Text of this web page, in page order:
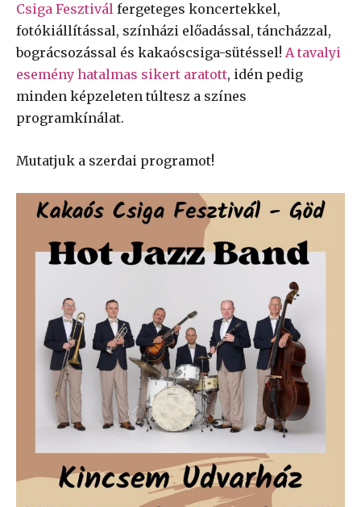
Csiga Fesztivál fergeteges koncertekkel,
fotókiállítással, színházi előadással, táncházzal,
bográcsozással és kakaóscsiga-sütéssel! A tavalyi
esemény hatalmas sikert aratott, idén pedig
minden képzeleten túltesz a színes
programkínálat.
Mutatjuk a szerdai programot!